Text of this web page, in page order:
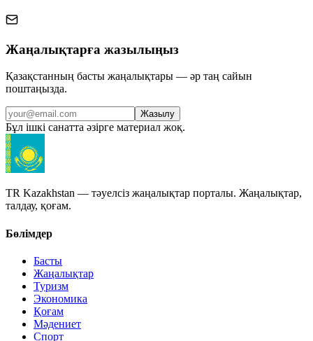
Жаңалықтарға жазылыңыз
Қазақстанның басты жаңалықтары — әр таң сайын
поштаңызда.
Жазылу
Бұл ішкі санатта әзірге материал жоқ.
TR Kazakhstan — тәуелсіз жаңалықтар порталы. Жаңалықтар,
талдау, қоғам.
Бөлімдер
Басты
Жаңалықтар
Туризм
Экономика
Қоғам
Мәдениет
Спорт